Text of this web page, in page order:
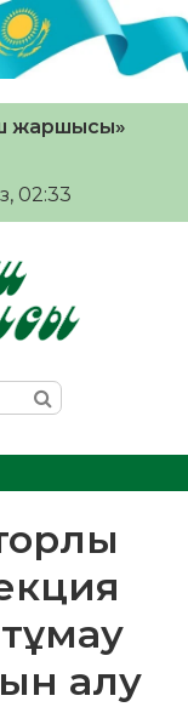
жаршысы»
02:33
алу